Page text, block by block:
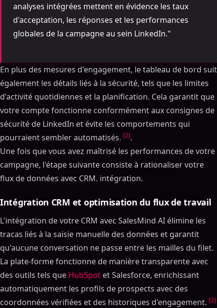
analyses intégrées mettent en évidence les taux
d'acceptation, les réponses et les performances
globales de la campagne au sein LinkedIn."
En plus des mesures d'engagement, le tableau de bord suit
également les détails liés à la sécurité, tels que les limites
d'activité quotidiennes et la planification. Cela garantit que
votre compte fonctionne conformément aux consignes de
sécurité de LinkedIn et évite les comportements qui
pourraient sembler automatisés. [2].
Une fois que vous avez maîtrisé les performances de votre
campagne, l'étape suivante consiste à rationaliser votre
flux de données avec CRM. intégration.
Intégration CRM et optimisation du flux de travail
L'intégration de votre CRM avec SalesMind AI élimine les
tracas liés à la saisie manuelle des données et garantit
qu'aucune conversation ne passe entre les mailles du filet.
La plate-forme fonctionne de manière transparente avec
des outils tels que HubSpot et Salesforce, enrichissant
automatiquement les profils de prospects avec des
coordonnées vérifiées et des historiques d'engagement. [2]